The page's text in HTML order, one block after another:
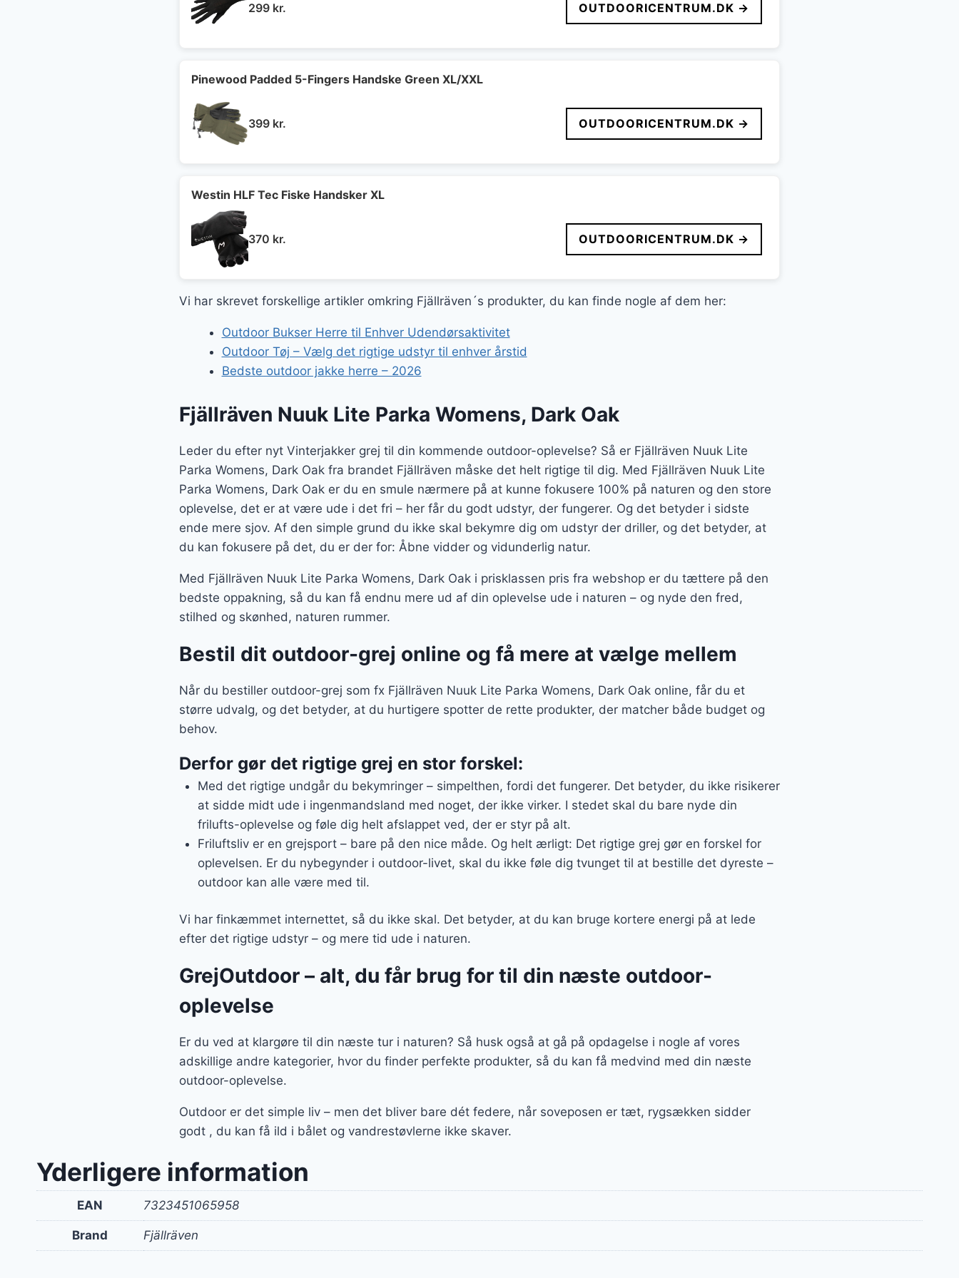
299 kr. OUTDOORICENTRUM.DK →
Pinewood Padded 5-Fingers Handske Green XL/XXL
399 kr. OUTDOORICENTRUM.DK →
Westin HLF Tec Fiske Handsker XL
370 kr. OUTDOORICENTRUM.DK →
Vi har skrevet forskellige artikler omkring Fjällräven´s produkter, du kan finde nogle af dem her:
Outdoor Bukser Herre til Enhver Udendørsaktivitet
Outdoor Tøj – Vælg det rigtige udstyr til enhver årstid
Bedste outdoor jakke herre – 2026
Fjällräven Nuuk Lite Parka Womens, Dark Oak
Leder du efter nyt Vinterjakker grej til din kommende outdoor-oplevelse? Så er Fjällräven Nuuk Lite
Parka Womens, Dark Oak fra brandet Fjällräven måske det helt rigtige til dig. Med Fjällräven Nuuk Lite
Parka Womens, Dark Oak er du en smule nærmere på at kunne fokusere 100% på naturen og den store
oplevelse, det er at være ude i det fri – her får du godt udstyr, der fungerer. Og det betyder i sidste
ende mere sjov. Af den simple grund du ikke skal bekymre dig om udstyr der driller, og det betyder, at
du kan fokusere på det, du er der for: Åbne vidder og vidunderlig natur.
Med Fjällräven Nuuk Lite Parka Womens, Dark Oak i prisklassen pris fra webshop er du tættere på den
bedste oppakning, så du kan få endnu mere ud af din oplevelse ude i naturen – og nyde den fred,
stilhed og skønhed, naturen rummer.
Bestil dit outdoor-grej online og få mere at vælge mellem
Når du bestiller outdoor-grej som fx Fjällräven Nuuk Lite Parka Womens, Dark Oak online, får du et
større udvalg, og det betyder, at du hurtigere spotter de rette produkter, der matcher både budget og
behov.
Derfor gør det rigtige grej en stor forskel:
Med det rigtige undgår du bekymringer – simpelthen, fordi det fungerer. Det betyder, du ikke risikerer
at sidde midt ude i ingenmandsland med noget, der ikke virker. I stedet skal du bare nyde din
frilufts-oplevelse og føle dig helt afslappet ved, der er styr på alt.
Friluftsliv er en grejsport – bare på den nice måde. Og helt ærligt: Det rigtige grej gør en forskel for
oplevelsen. Er du nybegynder i outdoor-livet, skal du ikke føle dig tvunget til at bestille det dyreste –
outdoor kan alle være med til.
Vi har finkæmmet internettet, så du ikke skal. Det betyder, at du kan bruge kortere energi på at lede
efter det rigtige udstyr – og mere tid ude i naturen.
GrejOutdoor – alt, du får brug for til din næste outdoor-
oplevelse
Er du ved at klargøre til din næste tur i naturen? Så husk også at gå på opdagelse i nogle af vores
adskillige andre kategorier, hvor du finder perfekte produkter, så du kan få medvind med din næste
outdoor-oplevelse.
Outdoor er det simple liv – men det bliver bare dét federe, når soveposen er tæt, rygsækken sidder
godt , du kan få ild i bålet og vandrestøvlerne ikke skaver.
Yderligere information
EAN 7323451065958
Brand Fjällräven